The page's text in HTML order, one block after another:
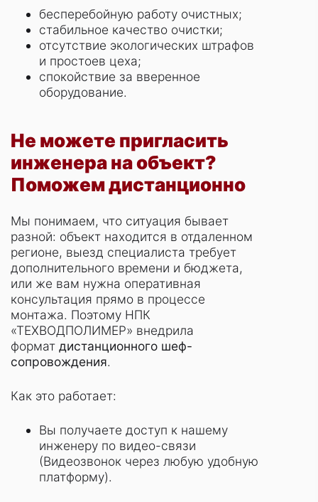
бесперебойную работу очистных;
стабильное качество очистки;
отсутствие экологических штрафов
и простоев цеха;
спокойствие за вверенное
оборудование.
Не можете пригласить
инженера на объект?
Поможем дистанционно
Мы понимаем, что ситуация бывает
разной: объект находится в отдаленном
регионе, выезд специалиста требует
дополнительного времени и бюджета,
или же вам нужна оперативная
консультация прямо в процессе
монтажа. Поэтому НПК
«ТЕХВОДПОЛИМЕР» внедрила
формат дистанционного шеф-
сопровождения.
Как это работает:
Вы получаете доступ к нашему
инженеру по видео-связи
(Видеозвонок через любую удобную
платформу).